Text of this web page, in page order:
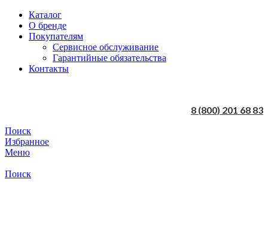
Каталог
О бренде
Покупателям
Сервисное обслуживание
Гарантийные обязательства
Контакты
8 (800) 201 68 83
Поиск
Избранное
Меню
Поиск